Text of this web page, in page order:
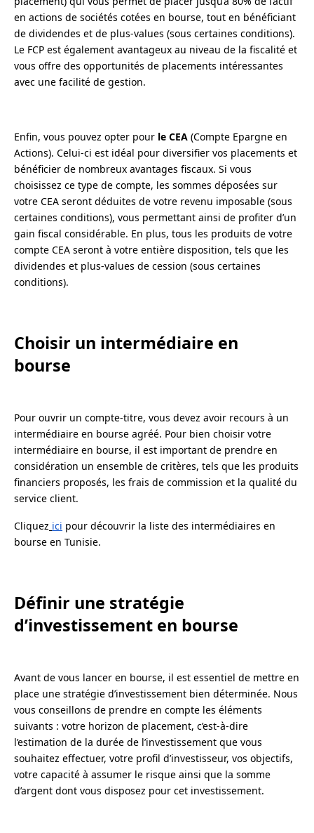
en actions de sociétés cotées en bourse, tout en bénéficiant
de dividendes et de plus-values (sous certaines conditions).
Le FCP est également avantageux au niveau de la fiscalité et
vous offre des opportunités de placements intéressantes
avec une facilité de gestion.
Enfin, vous pouvez opter pour le CEA (Compte Epargne en
Actions). Celui-ci est idéal pour diversifier vos placements et
bénéficier de nombreux avantages fiscaux. Si vous
choisissez ce type de compte, les sommes déposées sur
votre CEA seront déduites de votre revenu imposable (sous
certaines conditions), vous permettant ainsi de profiter d’un
gain fiscal considérable. En plus, tous les produits de votre
compte CEA seront à votre entière disposition, tels que les
dividendes et plus-values de cession (sous certaines
conditions).
Choisir un intermédiaire en
bourse
Pour ouvrir un compte-titre, vous devez avoir recours à un
intermédiaire en bourse agréé. Pour bien choisir votre
intermédiaire en bourse, il est important de prendre en
considération un ensemble de critères, tels que les produits
financiers proposés, les frais de commission et la qualité du
service client.
Cliquez ici pour découvrir la liste des intermédiaires en
bourse en Tunisie.
Définir une stratégie
d’investissement en bourse
Avant de vous lancer en bourse, il est essentiel de mettre en
place une stratégie d’investissement bien déterminée. Nous
vous conseillons de prendre en compte les éléments
suivants : votre horizon de placement, c’est-à-dire
l’estimation de la durée de l’investissement que vous
souhaitez effectuer, votre profil d’investisseur, vos objectifs,
votre capacité à assumer le risque ainsi que la somme
d’argent dont vous disposez pour cet investissement.